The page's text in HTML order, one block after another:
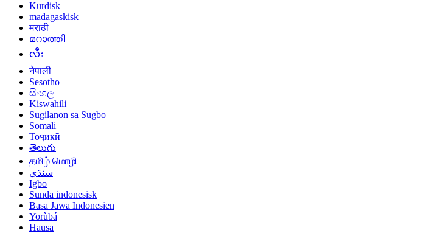
Kurdisk
madagaskisk
मराठी
മറാത്തി
လီး
नेपाली
Sesotho
සිංහල
Kiswahili
Sugilanon sa Sugbo
Somali
Тоҷикӣ
తెలుగు
தமிழ் மொழி
سنڌي
Igbo
Sunda indonesisk
Basa Jawa Indonesien
Yorùbá
Hausa